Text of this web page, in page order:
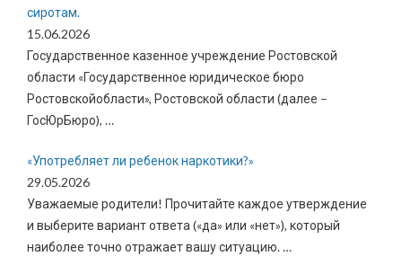
сиротам.
15.06.2026
Государственное казенное учреждение Ростовской
области «Государственное юридическое бюро
Ростовскойобласти», Ростовской области (далее –
ГосЮрБюро), …
«Употребляет ли ребенок наркотики?»
29.05.2026
Уважаемые родители! Прочитайте каждое утверждение
и выберите вариант ответа («да» или «нет»), который
наиболее точно отражает вашу ситуацию.…